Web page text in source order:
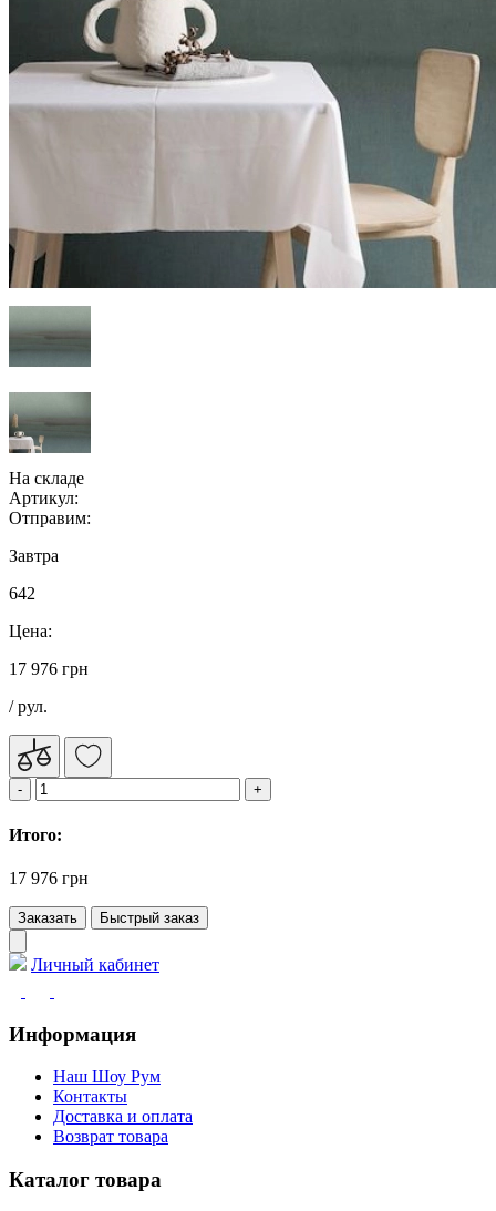
На складе
Артикул:
Отправим:
Завтра
642
Цена:
17 976 грн
/ рул.
Итого:
17 976 грн
Заказать Быстрый заказ
Личный кабинет
Информация
Наш Шоу Рум
Контакты
Доставка и оплата
Возврат товара
Каталог товара